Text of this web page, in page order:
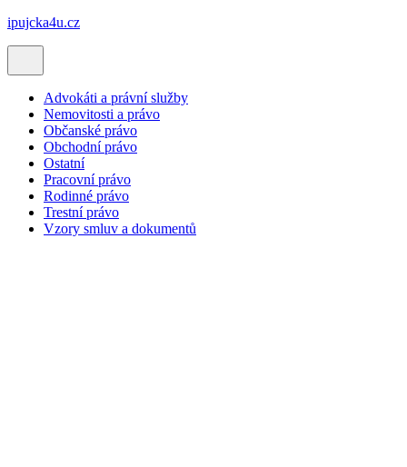
ipujcka4u.cz
Advokáti a právní služby
Nemovitosti a právo
Občanské právo
Obchodní právo
Ostatní
Pracovní právo
Rodinné právo
Trestní právo
Vzory smluv a dokumentů